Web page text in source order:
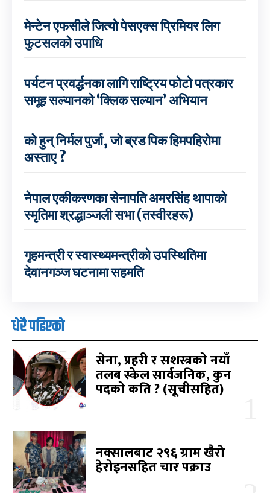
मेन्टेन एफसीले जित्यो पेसएक्स प्रिमियर लिग
फुटसलको उपाधि
पर्यटन प्रवर्द्धनका लागि राष्ट्रिय फोटो पत्रकार
समूह सल्यानको ‘क्लिक सल्यान’ अभियान
को हुन् निर्मल पुर्जा, जो ब्रड पिक हिमपहिरोमा
अस्ताए ?
नेपाल एकीकरणका सेनापति अमरसिंह थापाको
स्मृतिमा श्रद्धाञ्जली सभा (तस्वीरहरू)
गृहमन्त्री र स्वास्थ्यमन्त्रीको उपस्थितिमा
देवानगञ्ज घटनामा सहमति
धेरै पढिएको
सेना, प्रहरी र सशस्त्रको नयाँ
तलब स्केल सार्वजनिक, कुन
पदको कति ? (सूचीसहित)
नक्सालबाट २९६ ग्राम खैरो
हेरोइनसहित चार पक्राउ